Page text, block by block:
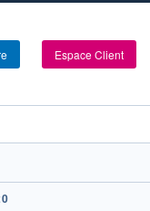
Espace Client